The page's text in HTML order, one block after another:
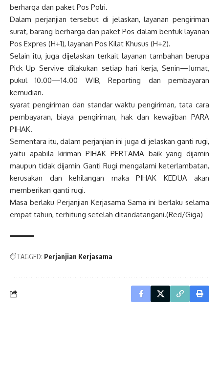
berharga dan paket Pos Polri.
Dalam perjanjian tersebut di jelaskan, layanan pengiriman
surat, barang berharga dan paket Pos dalam bentuk layanan
Pos Expres (H+1), layanan Pos Kilat Khusus (H+2).
Selain itu, juga dijelaskan terkait layanan tambahan berupa
Pick Up Servive dilakukan setiap hari kerja, Senin—Jumat,
pukul 10.00—14.00 WIB, Reporting dan pembayaran
kemudian.
syarat pengiriman dan standar waktu pengiriman, tata cara
pembayaran, biaya pengiriman, hak dan kewajiban PARA
PIHAK.
Sementara itu, dalam perjanjian ini juga di jelaskan ganti rugi,
yaitu apabila kiriman PIHAK PERTAMA baik yang dijamin
maupun tidak dijamin Ganti Rugi mengalami keterlambatan,
kerusakan dan kehilangan maka PIHAK KEDUA akan
memberikan ganti rugi.
Masa berlaku Perjanjian Kerjasama Sama ini berlaku selama
empat tahun, terhitung setelah ditandatangani.(Red/Giga)
TAGGED: Perjanjian Kerjasama